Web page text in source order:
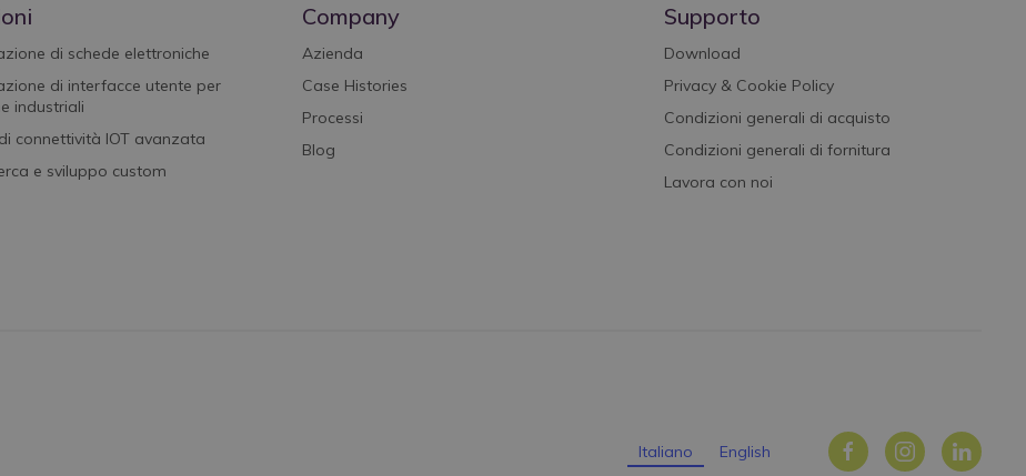
di schede elettroniche
di interfacce utente per
industriali
connettività IOT avanzata
e sviluppo custom
Company
Azienda
Case Histories
Processi
Blog
Supporto
Download
Privacy & Cookie Policy
Condizioni generali di acquisto
Condizioni generali di fornitura
Lavora con noi
Italiano English